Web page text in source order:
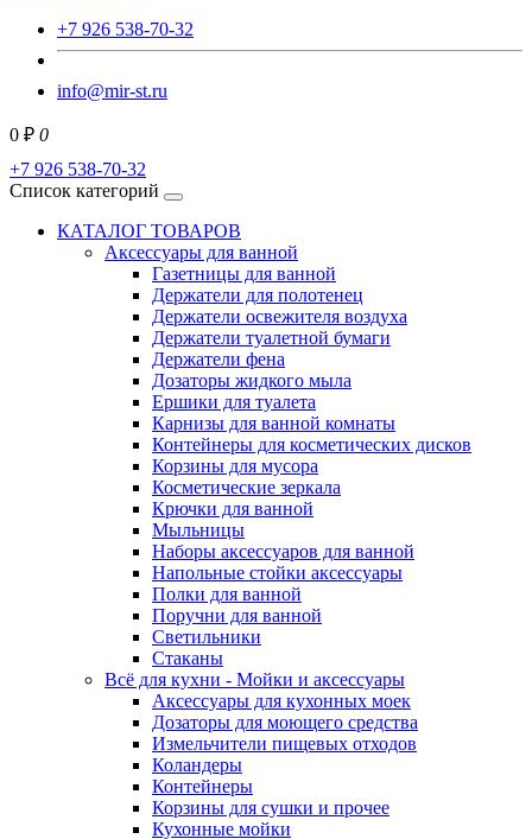
+7 926 538-70-32
info@mir-st.ru
0 ₽ 0
+7 926 538-70-32
Список категорий
КАТАЛОГ ТОВАРОВ
Аксессуары для ванной
Газетницы для ванной
Держатели для полотенец
Держатели освежителя воздуха
Держатели туалетной бумаги
Держатели фена
Дозаторы жидкого мыла
Ершики для туалета
Карнизы для ванной комнаты
Контейнеры для косметических дисков
Корзины для мусора
Косметические зеркала
Крючки для ванной
Мыльницы
Наборы аксессуаров для ванной
Напольные стойки аксессуары
Полки для ванной
Поручни для ванной
Светильники
Стаканы
Всё для кухни - Мойки и аксессуары
Аксессуары для кухонных моек
Дозаторы для моющего средства
Измельчители пищевых отходов
Коландеры
Контейнеры
Корзины для сушки и прочее
Кухонные мойки